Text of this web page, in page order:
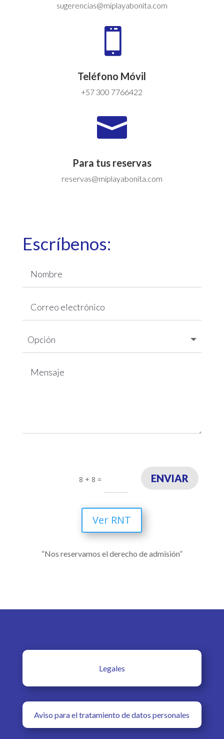
sugerencias@miplayabonita.com

Teléfono Móvil
+57 300 7766422

Para tus reservas
reservas@miplayabonita.com
Escríbenos:
8 + 8 = ENVIAR
Ver RNT
“Nos reservamos el derecho de admisión”
Legales
Aviso para el tratamiento de datos personales